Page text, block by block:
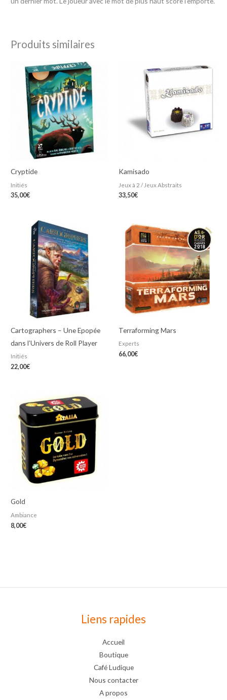
Produits similaires
Cryptide
Initiés
35,00€
Kamisado
Jeux à 2 / Jeux Abstraits
33,50€
Cartographers – Une Epopée
dans l’Univers de Roll Player
Initiés
22,00€
Terraforming Mars
Experts
66,00€
Gold
Ambiance
8,00€
Liens rapides
Accueil
Boutique
Café Ludique
Nous contacter
A propos